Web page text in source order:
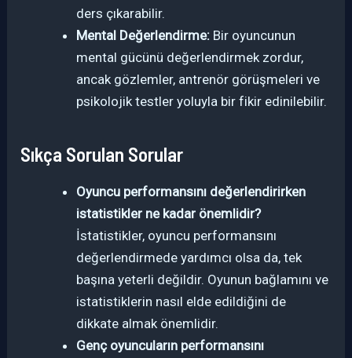
ders çıkarabilir.
Mental Değerlendirme: Bir oyuncunun
mental gücünü değerlendirmek zordur,
ancak gözlemler, antrenör görüşmeleri ve
psikolojik testler yoluyla bir fikir edinilebilir.
Sıkça Sorulan Sorular
Oyuncu performansını değerlendirirken
istatistikler ne kadar önemlidir?
İstatistikler, oyuncu performansını
değerlendirmede yardımcı olsa da, tek
başına yeterli değildir. Oyunun bağlamını ve
istatistiklerin nasıl elde edildiğini de
dikkate almak önemlidir.
Genç oyuncuların performansını